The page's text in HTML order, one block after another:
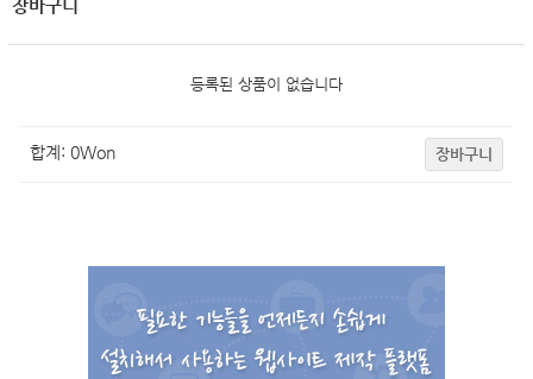
장바구니
등록된 상품이 없습니다
합계: 0Won 장바구니